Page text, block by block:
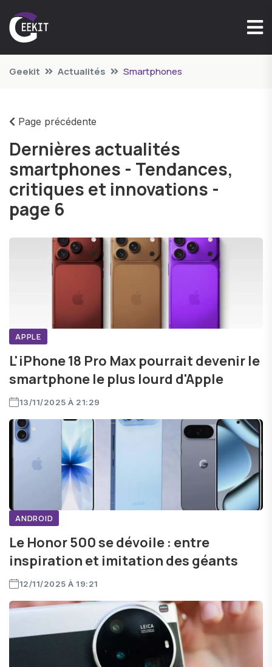
Geekit Actualités Smartphones
Page précédente
Dernières actualités
smartphones - Tendances,
critiques et innovations -
page 6
APPLE
L'iPhone 18 Pro Max pourrait devenir le
smartphone le plus lourd d'Apple
13/11/2025 À 21:29
ANDROID
Le Honor 500 se dévoile : entre
inspiration et imitation des géants
12/11/2025 À 19:21